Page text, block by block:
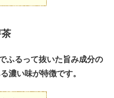
ふるって抜いた旨み成分の
濃い味が特徴です。